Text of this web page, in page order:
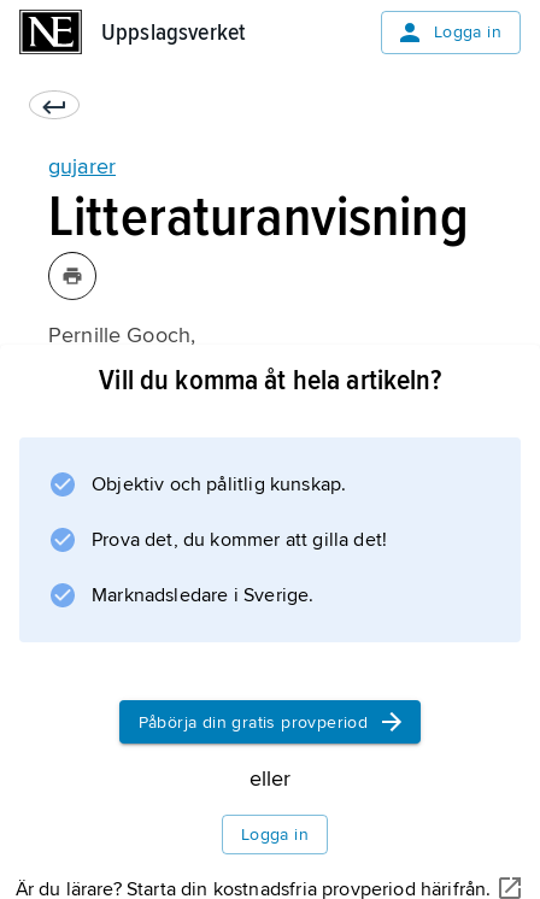
Uppslagsverket Logga in
gujarer
Litteraturanvisning
Pernille Gooch,
Nomadic Survival?: A Study of the Muslim
Information om artikeln
Vill du komma åt hela artikeln?
Objektiv och pålitlig kunskap.
Prova det, du kommer att gilla det!
Marknadsledare i Sverige.
Påbörja din gratis provperiod
eller
Logga in
Är du lärare? Starta din kostnadsfria provperiod härifrån.